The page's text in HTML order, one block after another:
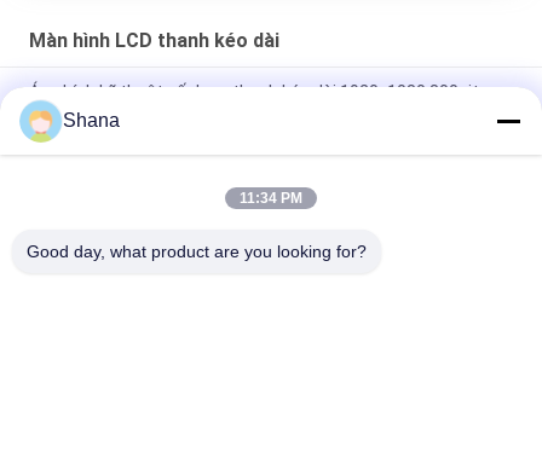
Màn hình LCD thanh kéo dài
Áp phích kỹ thuật số dạng thanh kéo dài 1920x1080 800nits
2.75W cho trung tâm thương mại
Màn hình LCD 24 inch 500nits Stretched Bar 1920x540 pixel
JCVISION 42 inch kéo dài thanh màn hình LCD cửa tủ lạnh màn
Shana
11:34 PM
Good day, what product are you looking for?